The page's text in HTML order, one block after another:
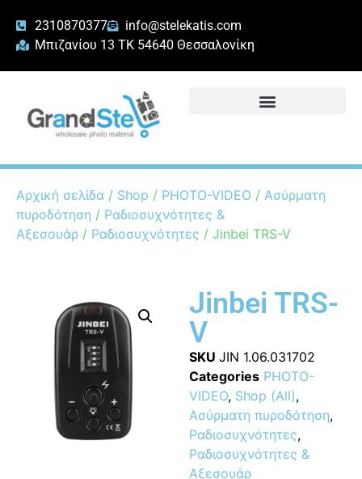
2310870377
info@stelekatis.com
Μπιζανίου 13 ΤΚ 54640 Θεσσαλονίκη
Αρχική σελίδα / Shop / PHOTO-VIDEO / Ασύρματη
πυροδότηση / Ραδιοσυχνότητες &
Αξεσουάρ / Ραδιοσυχνότητες / Jinbei TRS-V
Jinbei TRS-
V
SKU JIN 1.06.031702
Categories PHOTO-
VIDEO, Shop (All),
Ασύρματη πυροδότηση,
Ραδιοσυχνότητες,
Ραδιοσυχνότητες &
Αξεσουάρ